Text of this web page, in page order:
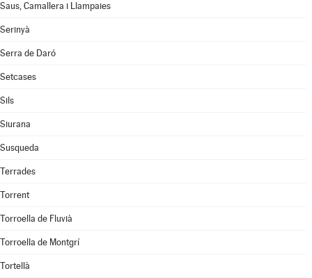
Saus, Camallera i Llampaies
Serinyà
Serra de Daró
Setcases
Sils
Siurana
Susqueda
Terrades
Torrent
Torroella de Fluvià
Torroella de Montgrí
Tortellà